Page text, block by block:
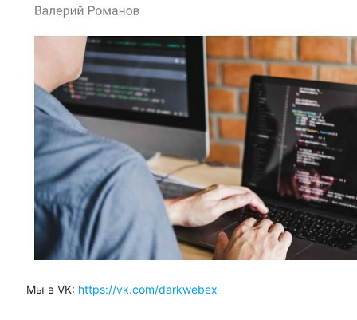
Мы в VK: https://vk.com/darkwebex